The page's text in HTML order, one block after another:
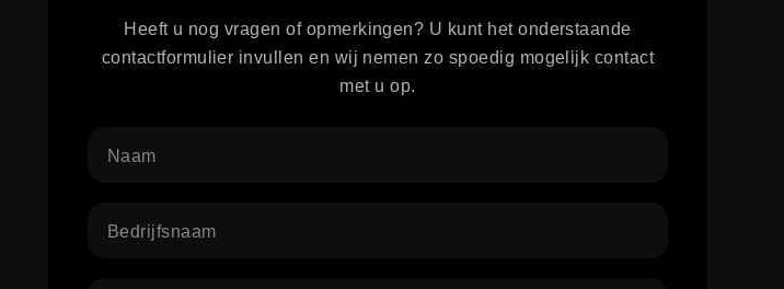
Heeft u nog vragen of opmerkingen? U kunt het onderstaande
contactformulier invullen en wij nemen zo spoedig mogelijk contact
met u op.
Naam
Bedrijfsnaam